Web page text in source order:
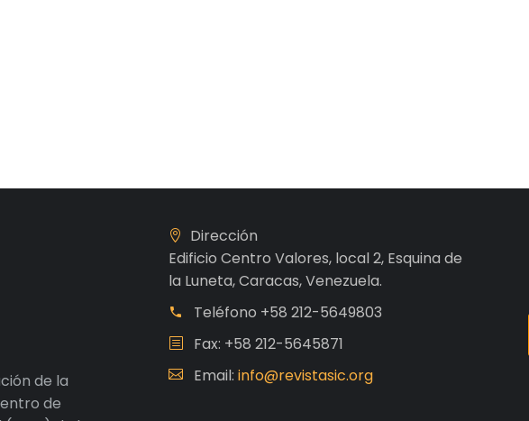
de la
de
Dirección
Edificio Centro Valores, local 2, Esquina de
la Luneta, Caracas, Venezuela.
Teléfono +58 212-5649803
Fax: +58 212-5645871
Email: info@revistasic.org